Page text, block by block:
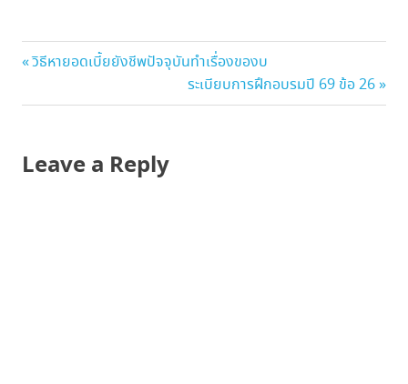
เพลง
แนะแนว
เรื่อง
Previous
วิธีหายอดเบี้ยยังชีพปัจจุบันทำเรื่องของบ
Next
Post:
ระเบียบการฝึกอบรมปี 69 ข้อ 26
Leave a Reply